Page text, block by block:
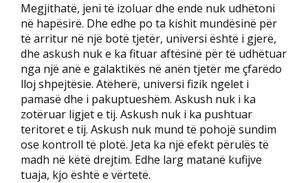
Megjithatë, jeni të izoluar dhe ende nuk udhëtoni
në hapësirë. Dhe edhe po ta kishit mundësinë për
të arritur në një botë tjetër, universi është i gjerë,
dhe askush nuk e ka fituar aftësinë për të udhëtuar
nga një anë e galaktikës në anën tjetër me çfarëdo
lloj shpejtësie. Atëherë, universi fizik ngelet i
pamasë dhe i pakuptueshëm. Askush nuk i ka
zotëruar ligjet e tij. Askush nuk i ka pushtuar
teritoret e tij. Askush nuk mund të pohojë sundim
ose kontroll të plotë. Jeta ka një efekt përulës të
madh në këtë drejtim. Edhe larg matanë kufijve
tuaja, kjo është e vërtetë.